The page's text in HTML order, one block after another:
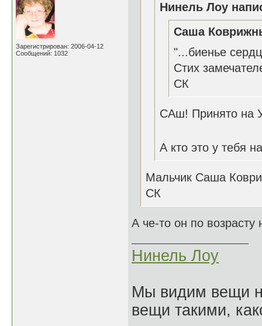
Зарегистрирован: 2006-04-12
Сообщений: 1032
Нинель Лоу
Саша
"...биенье
Стих
СК
САш! Принято на
А кто это у тебя
Мальчик Саша
СК
А че-то он по
Нинель Лоу
Мы видим вещи
вещи такими,